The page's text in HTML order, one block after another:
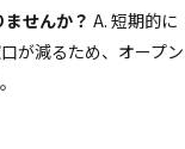
せんか？ A. 短期的に
が減るため、オープン